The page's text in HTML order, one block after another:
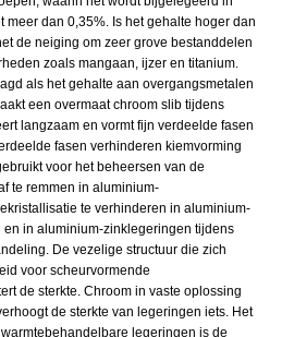
meer dan 0,35%. Is het gehalte hoger dan
de neiging om zeer grove bestanddelen
zoals mangaan, ijzer en titanium.
als het gehalte aan overgangsmetalen
een overmaat chroom slib tijdens
langzaam en vormt fijn verdeelde fasen
fasen verhinderen kiemvorming
voor het beheersen van de
te remmen in aluminium-
te verhinderen in aluminium-
in aluminium-zinklegeringen tijdens
De vezelige structuur die zich
voor scheurvormende
de sterkte. Chroom in vaste oplossing
de sterkte van legeringen iets. Het
legeringen is de